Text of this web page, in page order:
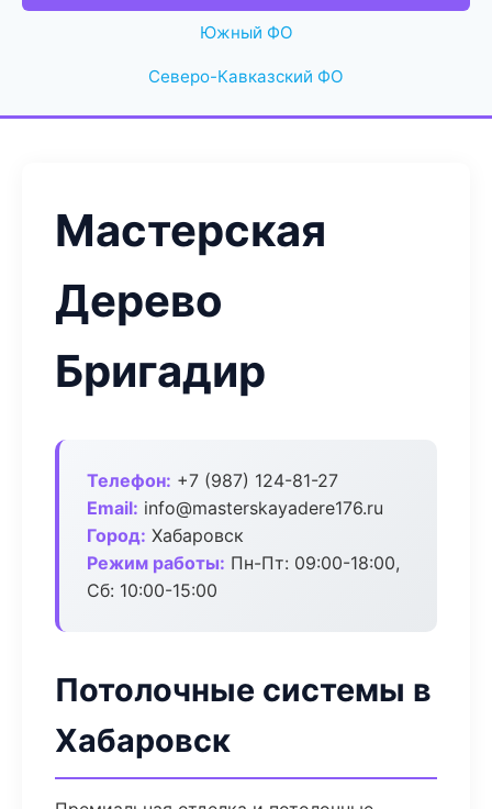
Южный ФО
Северо-Кавказский ФО
Мастерская
Дерево
Бригадир
Телефон: +7 (987) 124-81-27
Email: info@masterskayadere176.ru
Город: Хабаровск
Режим работы: Пн-Пт: 09:00-18:00,
Сб: 10:00-15:00
Потолочные системы в
Хабаровск